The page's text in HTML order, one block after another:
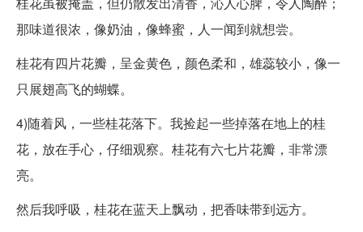
那味道很浓，像奶油，像蜂蜜，人一闻到就想尝。
桂花有四片花瓣，呈金黄色，颜色柔和，雄蕊较小，像一
只展翅高飞的蝴蝶。
4)随着风，一些桂花落下。我捡起一些掉落在地上的桂
花，放在手心，仔细观察。桂花有六七片花瓣，非常漂
亮。
然后我呼吸，桂花在蓝天上飘动，把香味带到远方。